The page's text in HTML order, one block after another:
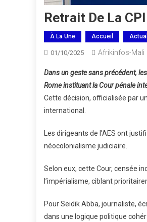
Retrait De La
À La Une Accueil
01/10/2025 Afrikinfos-Mali
Dans un geste sans précédent,
Rome instituant la Cour pénale
Cette décision, officialisée par
international.
Les dirigeants de l’AES ont
néocolonialisme judiciaire.
Selon eux, cette Cour, censée
l’impérialisme, ciblant
Pour Seidik Abba, journaliste,
dans une logique politique